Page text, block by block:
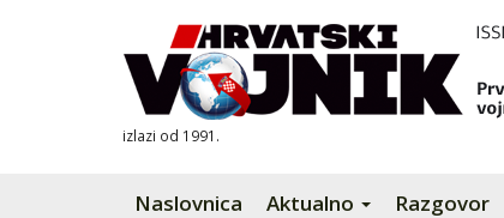
izlazi od 1991.
Naslovnica Aktualno Razgovor